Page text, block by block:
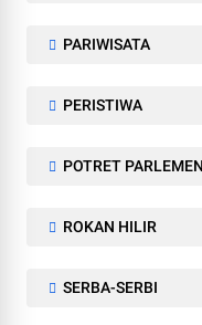
PARIWISATA
PERISTIWA
POTRET PARLEMEN
ROKAN HILIR
SERBA-SERBI